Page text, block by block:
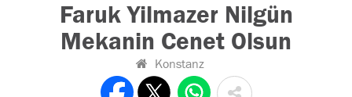
Faruk Yilmazer Nilgün
Mekanin Cenet Olsun
Konstanz